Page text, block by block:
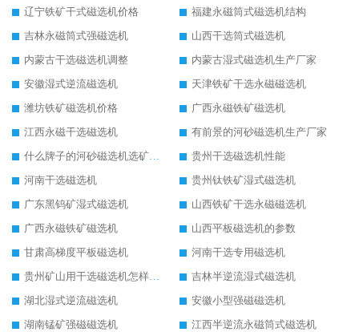
辽宁铁矿干式磁选机价格
福建永磁筒式磁选机结构
吉林永磁筒式强磁选机
山西干选筒式磁选机
内蒙古干选磁选机调整
内蒙古湿式磁选机生产厂家
安徽湿式逆流磁选机
天津铁矿干选永磁磁选机
潍坊铁矿磁选机价格
广西永磁铁矿磁选机
江西永磁干选磁选机
有前景的河砂磁选机生产厂家
什么牌子的河砂磁选机选矿效果好
贵州干选磁选机性能
河南干选磁选机
贵州钛铁矿湿式磁选机
广东黑钨矿湿式磁选机
山西铁矿干选永磁磁选机
广西永磁铁矿磁选机
山西平板磁选机的参数
甘肃高梯度平板磁选机
河南干选专用磁选机
贵州矿山用干选磁选机怎样调磁
吉林半逆流湿式磁选机
湖北湿式逆流磁选机
安徽小型强磁磁选机
湖南锰矿强磁磁选机
江西半逆流永磁筒式磁选机